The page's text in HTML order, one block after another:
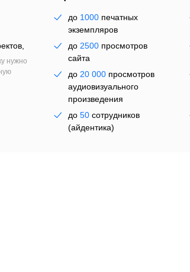
нужно
до 1000 печатных
экземпляров
до 2500 просмотров
сайта
до 20 000 просмотров
аудиовизуального
произведения
до50 сотрудников
(айдентика)